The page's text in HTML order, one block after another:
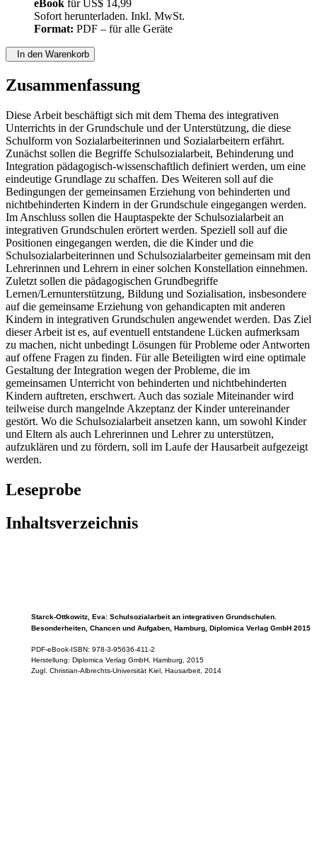
eBook fürUS$ 14,99
Sofort herunterladen. Inkl. MwSt.
Format: PDF – für alle Geräte
In den Warenkorb
Zusammenfassung
Diese Arbeit beschäftigt sich mit dem Thema des integrativen
Unterrichts in der Grundschule und der Unterstützung, die diese
Schulform von Sozialarbeiterinnen und Sozialarbeitern erfährt.
Zunächst sollen die Begriffe Schulsozialarbeit, Behinderung und
Integration pädagogisch-wissenschaftlich definiert werden, um eine
eindeutige Grundlage zu schaffen. Des Weiteren soll auf die
Bedingungen der gemeinsamen Erziehung von behinderten und
nichtbehinderten Kindern in der Grundschule eingegangen werden.
Im Anschluss sollen die Hauptaspekte der Schulsozialarbeit an
integrativen Grundschulen erörtert werden. Speziell soll auf die
Positionen eingegangen werden, die die Kinder und die
Schulsozialarbeiterinnen und Schulsozialarbeiter gemeinsam mit den
Lehrerinnen und Lehrern in einer solchen Konstellation einnehmen.
Zuletzt sollen die pädagogischen Grundbegriffe
Lernen/Lernunterstützung, Bildung und Sozialisation, insbesondere
auf die gemeinsame Erziehung von gehandicapten mit anderen
Kindern in integrativen Grundschulen angewendet werden. Das Ziel
dieser Arbeit ist es, auf eventuell entstandene Lücken aufmerksam
zu machen, nicht unbedingt Lösungen für Probleme oder Antworten
auf offene Fragen zu finden. Für alle Beteiligten wird eine optimale
Gestaltung der Integration wegen der Probleme, die im
gemeinsamen Unterricht von behinderten und nichtbehinderten
Kindern auftreten, erschwert. Auch das soziale Miteinander wird
teilweise durch mangelnde Akzeptanz der Kinder untereinander
gestört. Wo die Schulsozialarbeit ansetzen kann, um sowohl Kinder
und Eltern als auch Lehrerinnen und Lehrer zu unterstützen,
aufzuklären und zu fördern, soll im Laufe der Hausarbeit aufgezeigt
werden.
Leseprobe
Inhaltsverzeichnis
Starck-Ottkowitz, Eva: Schulsozialarbeit an integrativen Grundschulen.
Besonderheiten, Chancen und Aufgaben, Hamburg, Diplomica Verlag GmbH 2015
PDF-eBook-ISBN: 978-3-95636-411-2
Herstellung: Diplomica Verlag GmbH, Hamburg, 2015
Zugl. Christian-Albrechts-Universität Kiel, Hausarbeit, 2014